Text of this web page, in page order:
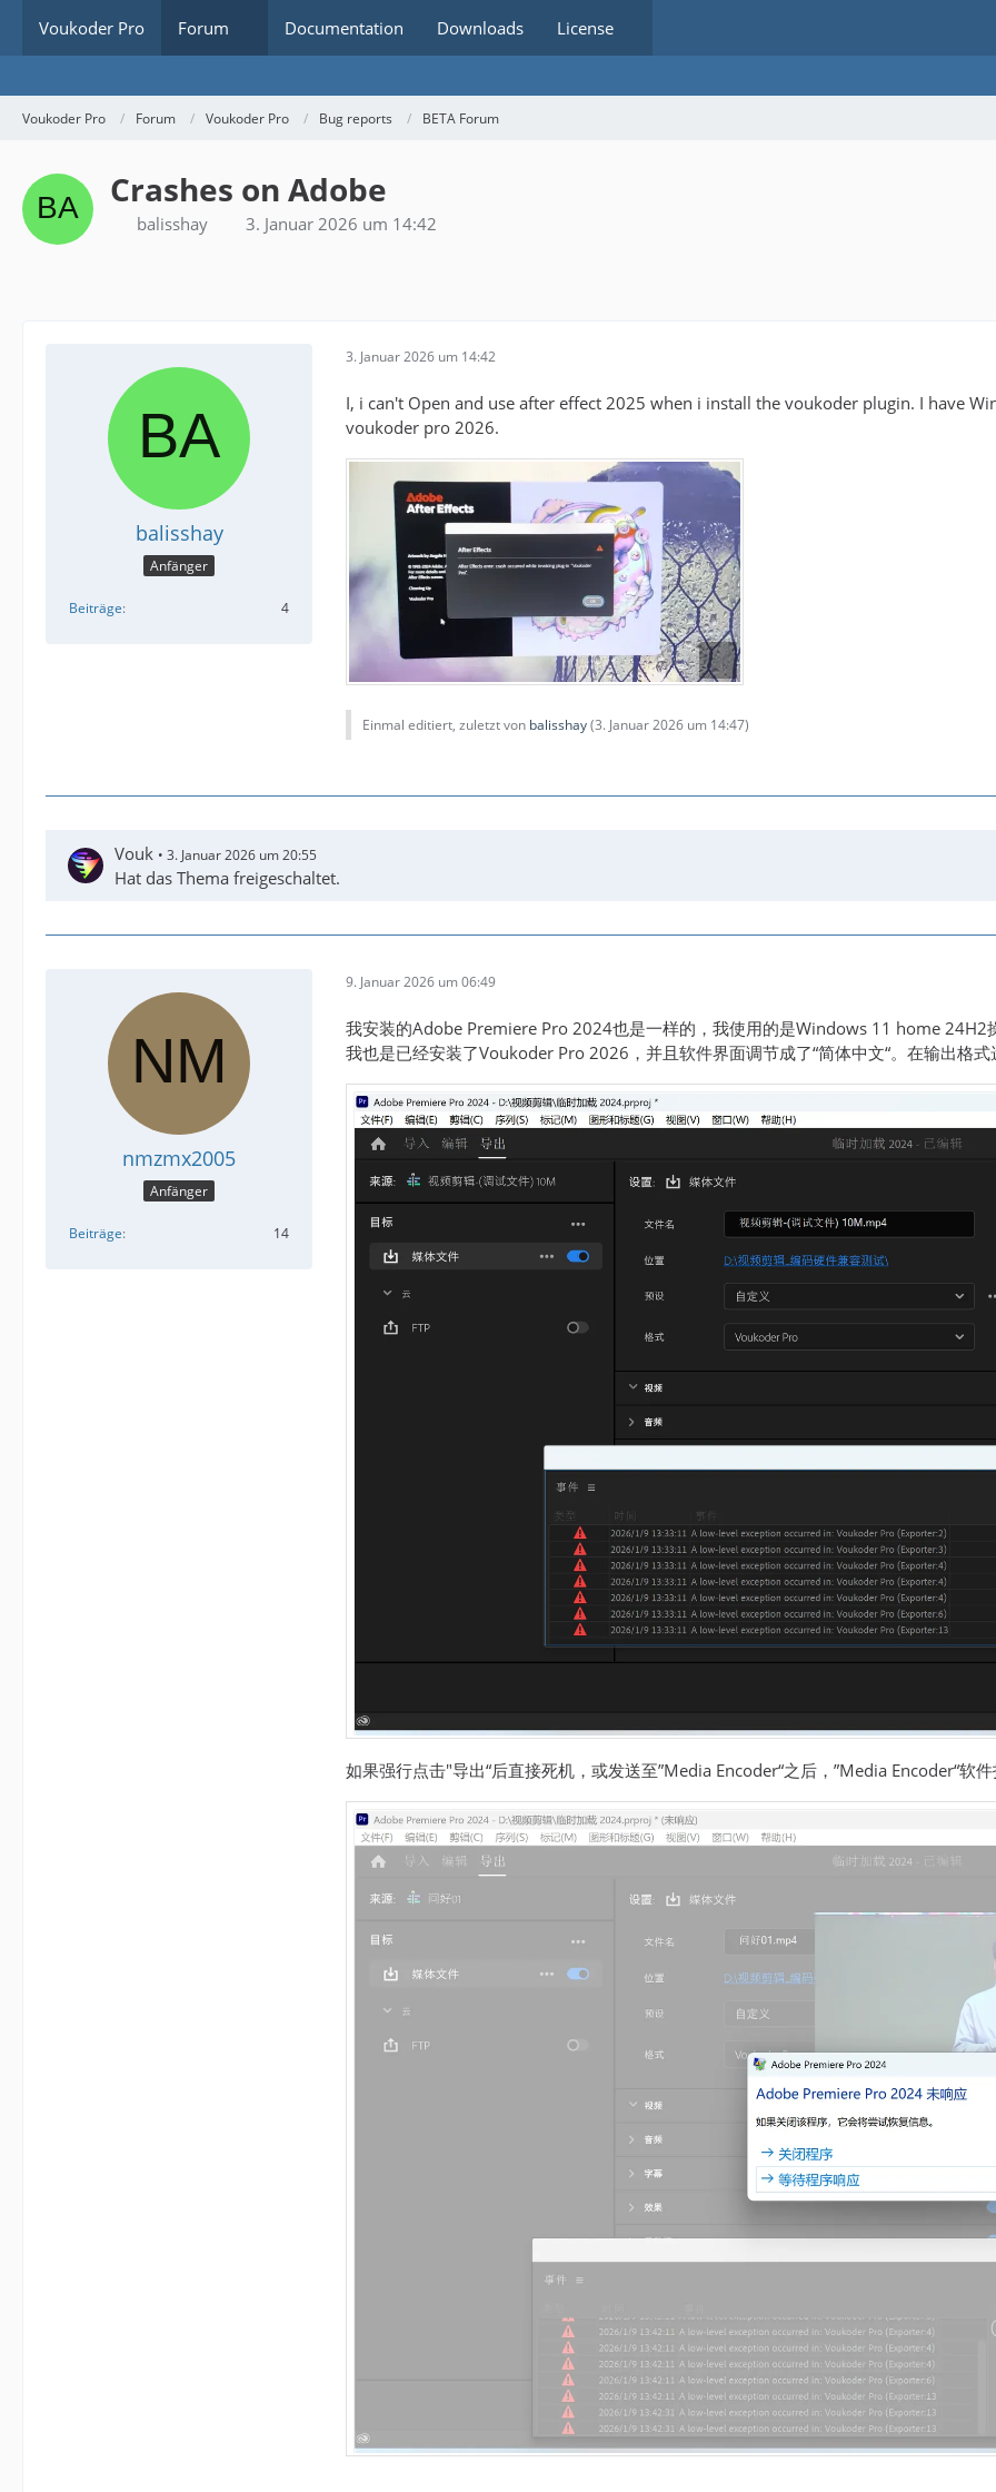
Voukoder Pro Forum Documentation Downloads License
Voukoder Pro Forum Voukoder Pro Bug reports BETA Forum
Crashes on Adobe
balisshay 3. Januar 2026 um 14:42
balisshay
Anfänger
Beiträge 4
3. Januar 2026 um 14:42
I, i can't Open and use after effect 2025 when i install the voukoder plugin. I have
voukoder pro 2026.
Einmal editiert, zuletzt von balisshay(3. Januar 2026 um 14:47)
Vouk 3. Januar 2026 um 20:55
Hat das Thema freigeschaltet.
nmzmx2005
Anfänger
Beiträge 14
9. Januar 2026 um 06:49
我安装的Adobe Premiere Pro 2024也是一样的，我使用的是Windows 11 home 24H2
我也是已经安装了Voukoder Pro 2026，并且软件界面调节成了“简体中文“。在输出格
如果强行点击"导出“后直接死机，或发送至”Media Encoder“之后，”Media Encoder“软